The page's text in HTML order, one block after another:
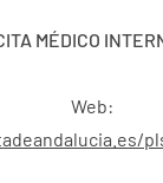
MÉDICO
Web: